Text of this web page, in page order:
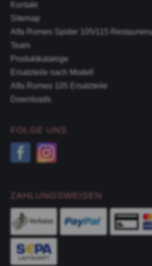
Kontakt
Sitemap
Alfa Romeo Spider 105/115
Team
Produktkataloge
Ersatzteile nach Modell
Alfa Romeo 105 Ersatzteile
Downloads
FOLGE UNS
ZAHLUNGSWEISEN